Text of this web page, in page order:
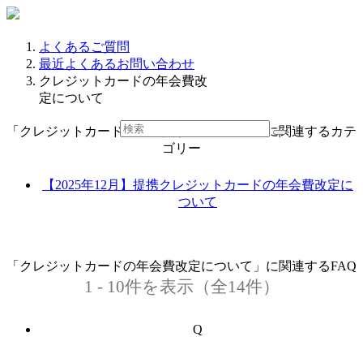
よくあるご質問
最近よくあるお問い合わせ
クレジットカードの年会費改
定について
「クレジットカードの年会費改定について」に関連するカテ
ゴリー
【2025年12月】提携クレジットカードの年会費改定に
ついて
「クレジットカードの年会費改定について」に関連するFAQ
1 - 10件を表示（全14件）
Q